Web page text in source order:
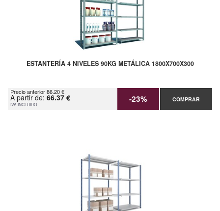
ESTANTERÍA 4 NIVELES 90KG METÁLICA 1800X700X300
Precio anterior 86.20 €
A partir de: 66.37 €
IVA INCLUIDO -23% COMPRAR